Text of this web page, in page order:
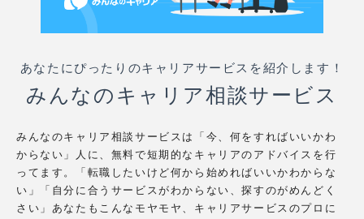
あなたにぴったりのキャリアサービスを紹介します！
みんなのキャリア相談サービス
みんなのキャリア相談サービスは「今、何をすればいいかわ
からない」人に、無料で短期的なキャリアのアドバイスを行
ってます。「転職したいけど何から始めればいいかわからな
い」「自分に合うサービスがわからない、探すのがめんどく
さい」あなたもこんなモヤモヤ、キャリアサービスのプロに